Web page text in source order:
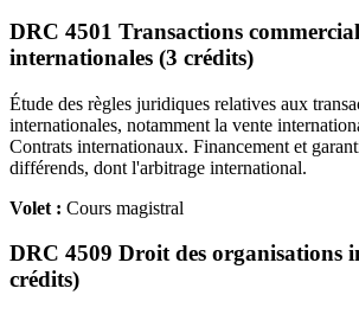
DRC 4501 Transactions
internationales (3 crédits)
Étude des règles juridiques relatives aux
internationales, notamment la vente
Contrats internationaux. Financement et
différends, dont l'arbitrage international.
Volet : Cours magistral
DRC 4509 Droit des organisations
crédits)